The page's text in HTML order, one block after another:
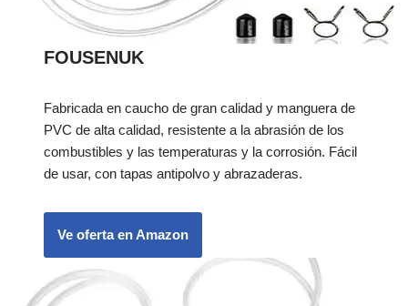
FOUSENUK
Fabricada en caucho de gran calidad y manguera de
PVC de alta calidad, resistente a la abrasión de los
combustibles y las temperaturas y la corrosión. Fácil
de usar, con tapas antipolvo y abrazaderas.
Ve oferta en Amazon